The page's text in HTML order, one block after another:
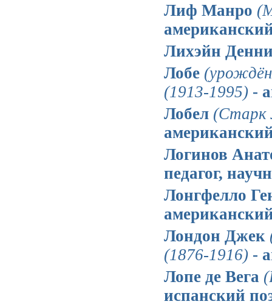
Лиф Манро
Лихэйн
Лобе
(1913-1995) -
Лобел (Старк
Логинов
педагог,
Лонгфелло
Лондон Джек
(1876-1916) -
Лопе де Вега
испанский